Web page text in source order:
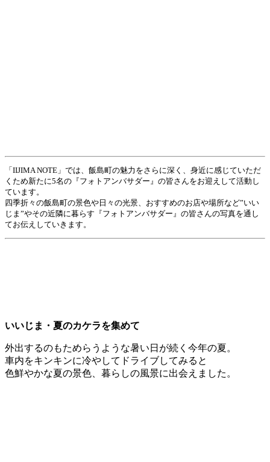
「IIJIMA NOTE」では、飯島町の魅力をさらに深く、身近に感じていただ
くため新たに5名の『フォトアンバサダー』の皆さんをお迎えして活動し
ています。
四季折々の飯島町の景色や日々の光景、おすすめのお店や場所など”いい
じま”やその近隣に暮らす『フォトアンバサダー』の皆さんの写真を通し
てお伝えしていきます。
いいじま・夏のカケラを集めて
外出するのもためらうような暑い日が続く今年の夏。
車内をキンキンに冷やしてドライブしてみると
色鮮やかな夏の景色、暮らしの風景に出会えました。